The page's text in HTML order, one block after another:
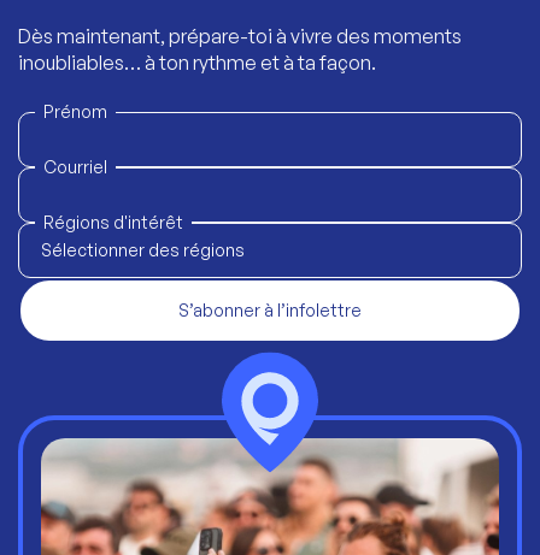
Dès maintenant, prépare-toi à vivre des moments
inoubliables… à ton rythme et à ta façon.
Prénom
Courriel
Régions d'intérêt
Sélectionner des régions
S’abonner à l’infolettre